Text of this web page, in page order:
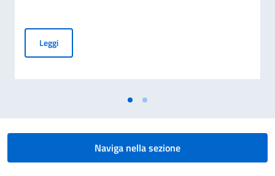
Leggi"Italian Sounding": Una preoccupazione crescente che
Naviga nella sezione